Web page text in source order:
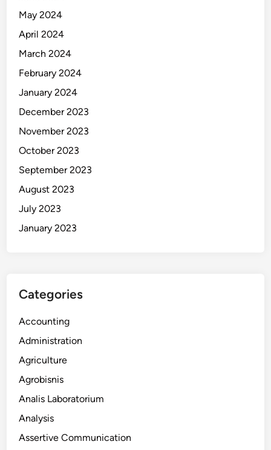
May 2024
April 2024
March 2024
February 2024
January 2024
December 2023
November 2023
October 2023
September 2023
August 2023
July 2023
January 2023
Categories
Accounting
Administration
Agriculture
Agrobisnis
Analis Laboratorium
Analysis
Assertive Communication